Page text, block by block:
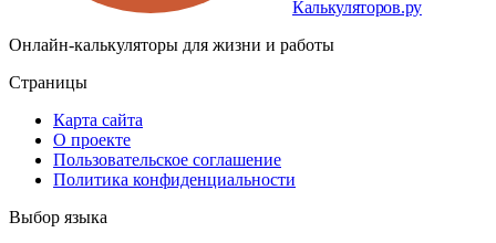
Калькуляторов.ру
Онлайн-калькуляторы для жизни и работы
Страницы
Карта сайта
О проекте
Пользовательское соглашение
Политика конфиденциальности
Выбор языка